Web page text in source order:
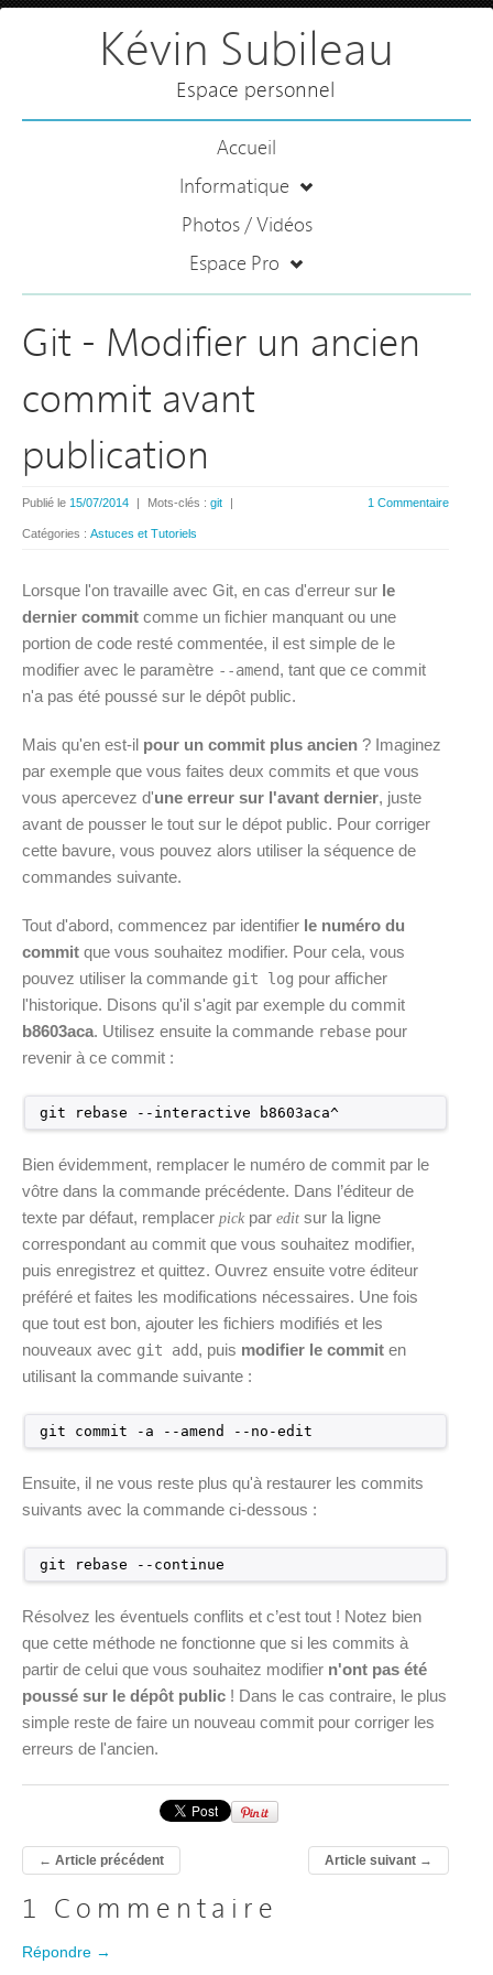
Kévin Subileau
Espace personnel
Accueil
Informatique
Photos / Vidéos
Espace Pro
Git - Modifier un ancien
commit avant
publication
1 Commentaire
Publié le 15/07/2014 | Mots-clés : git |
Catégories : Astuces et Tutoriels
Lorsque l'on travaille avec Git, en cas d'erreur sur le
dernier commit comme un fichier manquant ou une
portion de code resté commentée, il est simple de le
modifier avec le paramètre --amend, tant que ce commit
n'a pas été poussé sur le dépôt public.
Mais qu'en est-il pour un commit plus ancien ? Imaginez
par exemple que vous faites deux commits et que vous
vous apercevez d'une erreur sur l'avant dernier, juste
avant de pousser le tout sur le dépot public. Pour corriger
cette bavure, vous pouvez alors utiliser la séquence de
commandes suivante.
Tout d'abord, commencez par identifier le numéro du
commit que vous souhaitez modifier. Pour cela, vous
pouvez utiliser la commande git log pour afficher
l'historique. Disons qu'il s'agit par exemple du commit
b8603aca. Utilisez ensuite la commande rebase pour
revenir à ce commit :
git rebase --interactive b8603aca^
Bien évidemment, remplacer le numéro de commit par le
vôtre dans la commande précédente. Dans l’éditeur de
texte par défaut, remplacer pick par edit sur la ligne
correspondant au commit que vous souhaitez modifier,
puis enregistrez et quittez. Ouvrez ensuite votre éditeur
préféré et faites les modifications nécessaires. Une fois
que tout est bon, ajouter les fichiers modifiés et les
nouveaux avec git add, puis modifier le commit en
utilisant la commande suivante :
git commit -a --amend --no-edit
Ensuite, il ne vous reste plus qu'à restaurer les commits
suivants avec la commande ci-dessous :
git rebase --continue
Résolvez les éventuels conflits et c’est tout ! Notez bien
que cette méthode ne fonctionne que si les commits à
partir de celui que vous souhaitez modifier n'ont pas été
poussé sur le dépôt public ! Dans le cas contraire, le plus
simple reste de faire un nouveau commit pour corriger les
erreurs de l'ancien.
← Article précédent Article suivant→
1 Commentaire
Répondre →